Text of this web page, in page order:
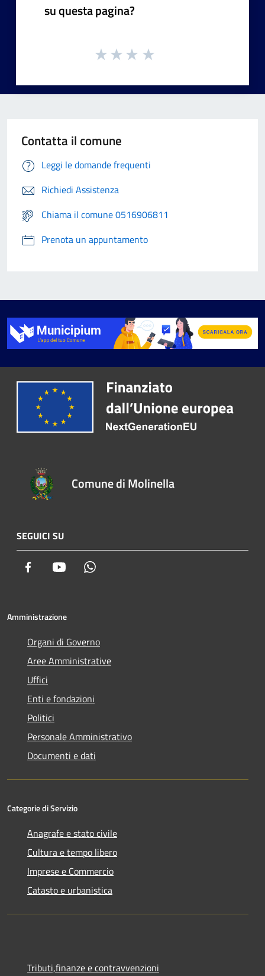
su questa pagina?
Contatta il comune
Leggi le domande frequenti
Richiedi Assistenza
Chiama il comune 0516906811
Prenota un appuntamento
Comune di Molinella
SEGUICI SU
Facebook Youtube
Amministrazione
Organi di Governo
Aree Amministrative
Uffici
Enti e fondazioni
Politici
Personale Amministrativo
Documenti e dati
Categorie di Servizio
Anagrafe e stato civile
Cultura e tempo libero
Imprese e Commercio
Catasto e urbanistica
Tributi,finanze e contravvenzioni